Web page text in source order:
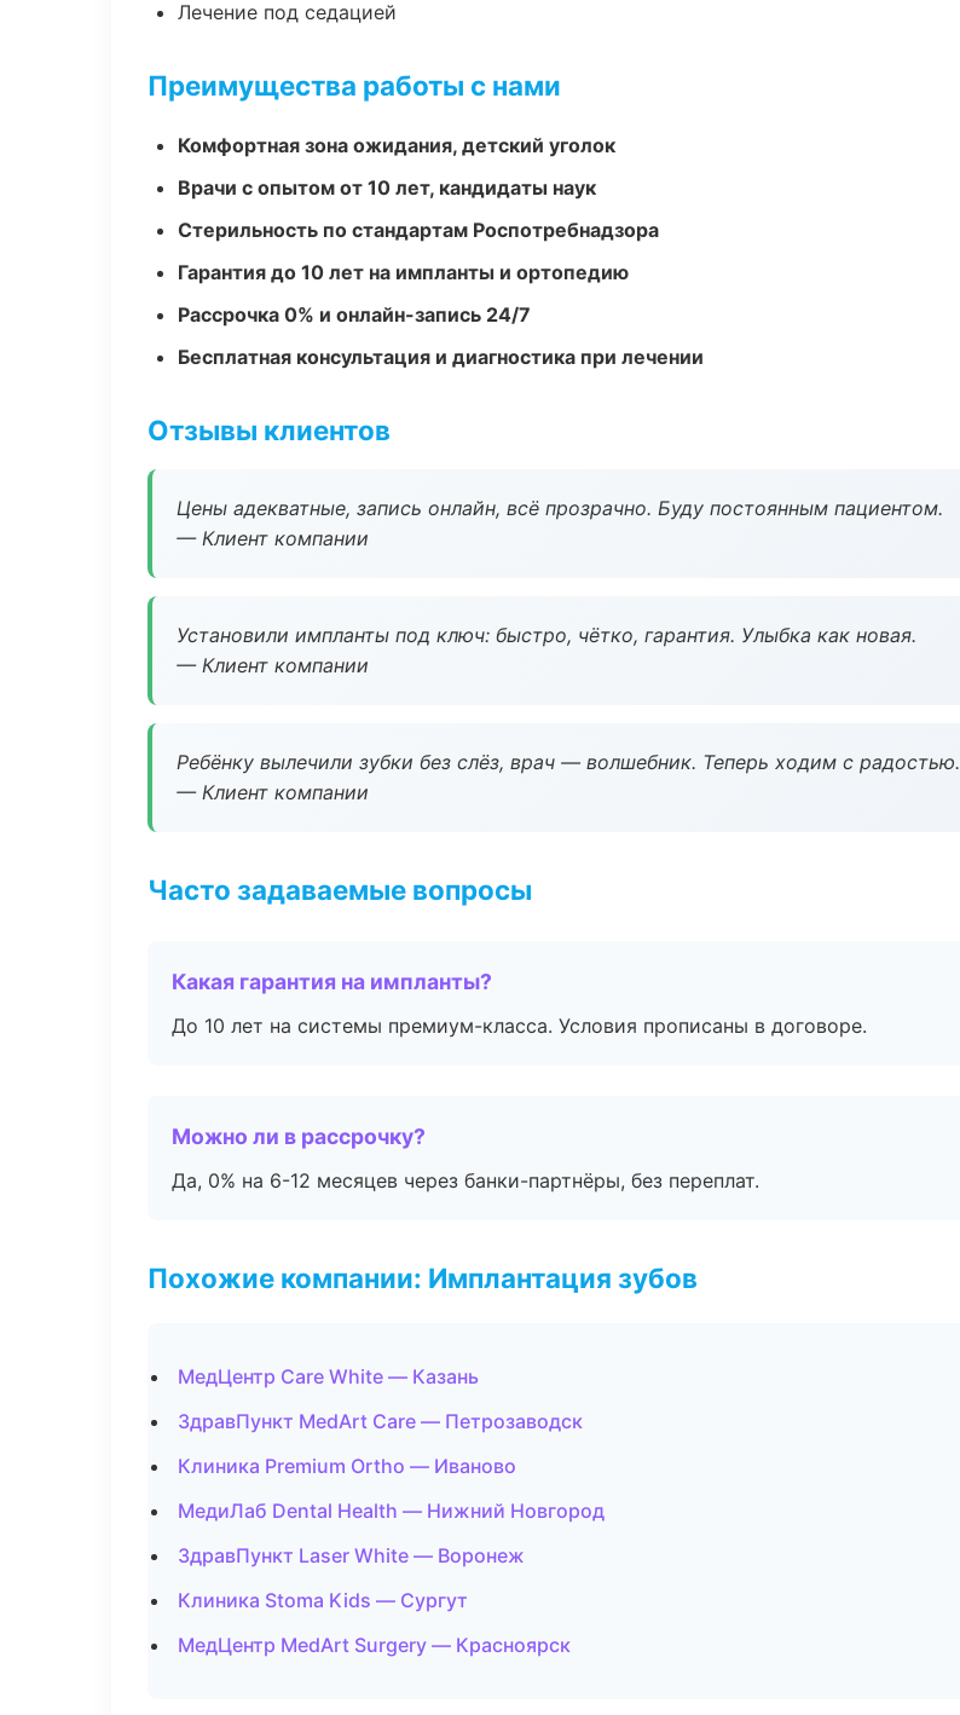
Лечение под седацией
Преимущества работы с нами
Комфортная зона ожидания, детский уголок
Врачи с опытом от 10 лет, кандидаты наук
Стерильность по стандартам Роспотребнадзора
Гарантия до 10 лет на импланты и ортопедию
Рассрочка 0% и онлайн-запись 24/7
Бесплатная консультация и диагностика при лечении
Отзывы клиентов
Цены адекватные, запись онлайн, всё прозрачно. Буду постоянным пациентом.
— Клиент компании
Установили импланты под ключ: быстро, чётко, гарантия. Улыбка как новая.
— Клиент компании
Ребёнку вылечили зубки без слёз, врач — волшебник. Теперь ходим с радостью.
— Клиент компании
Часто задаваемые вопросы
Какая гарантия на импланты?
До 10 лет на системы премиум-класса. Условия прописаны в договоре.
Можно ли в рассрочку?
Да, 0% на 6-12 месяцев через банки-партнёры, без переплат.
Похожие компании: Имплантация зубов
МедЦентр Care White — Казань
ЗдравПункт MedArt Care — Петрозаводск
Клиника Premium Ortho — Иваново
МедиЛаб Dental Health — Нижний Новгород
ЗдравПункт Laser White — Воронеж
Клиника Stoma Kids — Сургут
МедЦентр MedArt Surgery — Красноярск